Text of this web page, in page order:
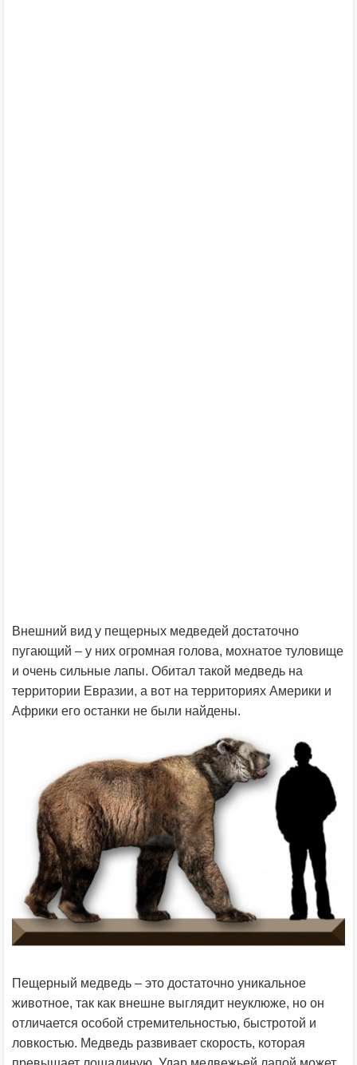
Внешний вид у пещерных медведей достаточно
пугающий – у них огромная голова, мохнатое туловище
и очень сильные лапы. Обитал такой медведь на
территории Евразии, а вот на территориях Америки и
Африки его останки не были найдены.
Пещерный медведь – это достаточно уникальное
животное, так как внешне выглядит неуклюже, но он
отличается особой стремительностью, быстротой и
ловкостью. Медведь развивает скорость, которая